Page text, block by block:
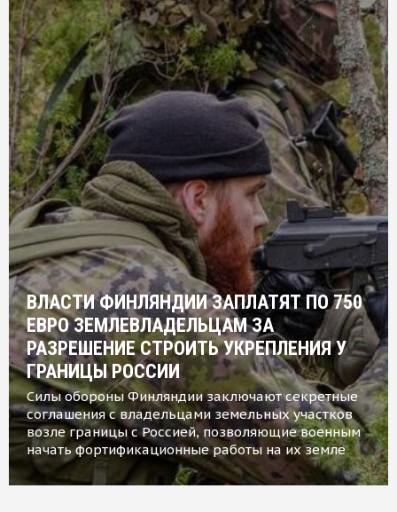
ВЛАСТИ ФИНЛЯНДИИ ЗАПЛАТЯТ ПО 750
ЕВРО ЗЕМЛЕВЛАДЕЛЬЦАМ ЗА
РАЗРЕШЕНИЕ СТРОИТЬ УКРЕПЛЕНИЯ У
ГРАНИЦЫ РОССИИ
Силы обороны Финляндии заключают секретные
соглашения с владельцами земельных участков
возле границы с Россией, позволяющие военным
начать фортификационные работы на их земле